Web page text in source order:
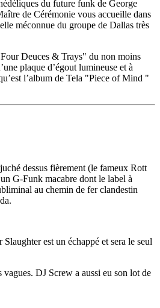
du future funk de George
de Cérémonie vous accueille dans
méconnue du groupe de Dallas très
Deuces & Trays" du non moins
plaque d’égout lumineuse et à
l’album de Tela "Piece of Mind "
dessus fièrement (le fameux Rott
G-Funk macabre dont le label à
au chemin de fer clandestin
est un échappé et sera le seul
DJ Screw a aussi eu son lot de